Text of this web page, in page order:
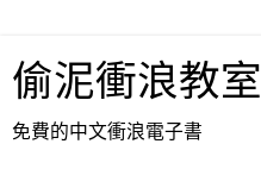
偷泥衝浪教室
免費的中文衝浪電子書